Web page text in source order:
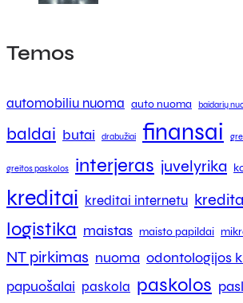
Temos
automobiliu nuoma auto nuoma baidarių
baldai butai drabužiai finansai
greitos paskolos interjeras juvelyrika
kreditai kreditai internetu
logistika maistas maisto papildai
NT pirkimas nuoma odontologijos
papuošalai paskola paskolos